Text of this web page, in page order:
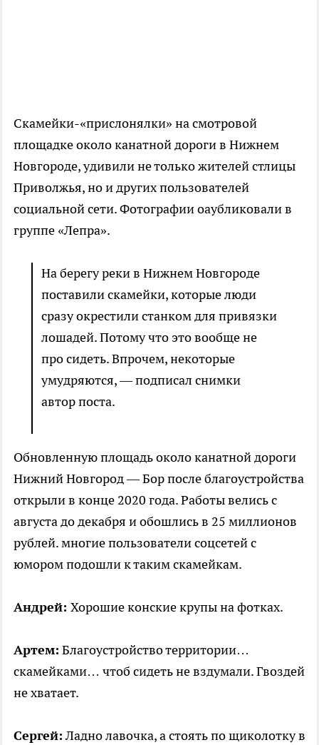
Скамейки-«прислонялки» на смотровой
площадке около канатной дороги в Нижнем
Новгороде, удивили не только жителей стлицы
Приволжья, но и других пользователей
социальной сети. Фотографии оаубликовали в
группе «Лепра».
На берегу реки в Нижнем Новгороде
поставили скамейки, которые люди
сразу окрестили станком для привязки
лошадей. Потому что это вообще не
про сидеть. Впрочем, некоторые
умудряются, — подписал снимки
автор поста.
Обновленную площадь около канатной дороги
Нижний Новгород — Бор после благоустройства
открыли в конце 2020 года. Работы велись с
августа до декабря и обошлись в 25 миллионов
рублей. многие пользователи соцсетей с
юмором подошли к таким скамейкам.
Андрей: Хорошие конские крупы на фотках.
Артем: Благоустройство территории…
скамейками… чтоб сидеть не вздумали. Гвоздей
не хватает.
Сергей:Ладно лавочка, а стоять по щиколотку в